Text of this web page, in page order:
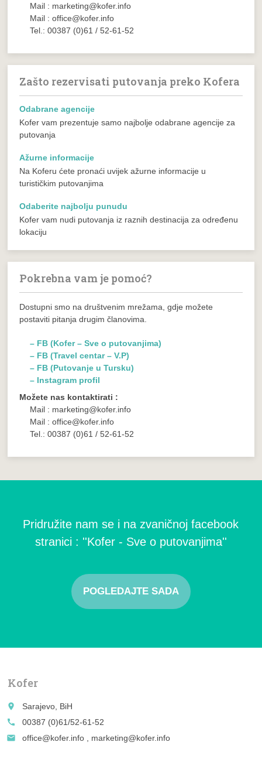
Mail : marketing@kofer.info
Mail : office@kofer.info
Tel.: 00387 (0)61 / 52-61-52
Zašto rezervisati putovanja preko Kofera
Odabrane agencije
Kofer vam prezentuje samo najbolje odabrane agencije za
putovanja
Ažurne informacije
Na Koferu ćete pronaći uvijek ažurne informacije u
turističkim putovanjima
Odaberite najbolju punudu
Kofer vam nudi putovanja iz raznih destinacija za određenu
lokaciju
Pokrebna vam je pomoć?
Dostupni smo na društvenim mrežama, gdje možete
postaviti pitanja drugim članovima.
– FB (Kofer – Sve o putovanjima)
– FB (Travel centar – V.P)
– FB (Putovanje u Tursku)
– Instagram profil
Možete nas kontaktirati :
Mail : marketing@kofer.info
Mail : office@kofer.info
Tel.: 00387 (0)61 / 52-61-52
Pridružite nam se i na zvaničnoj facebook
stranici : ''Kofer - Sve o putovanjima''
POGLEDAJTE SADA
Kofer
place
Sarajevo, BiH
call
00387 (0)61/52-61-52
email
office@kofer.info , marketing@kofer.info